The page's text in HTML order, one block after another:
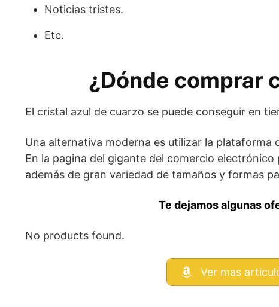
Noticias tristes.
Etc.
¿Dónde comprar
El cristal azul de cuarzo se puede conseguir en
Una alternativa moderna es utilizar la plataforma
En la pagina del gigante del comercio
además de gran variedad de tamaños y formas
Te dejamos algunas
No products found.
Ver mas